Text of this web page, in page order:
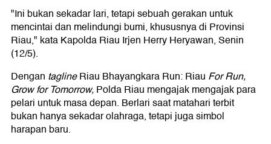
"Ini bukan sekadar lari, tetapi sebuah gerakan untuk
mencintai dan melindungi bumi, khususnya di Provinsi
Riau," kata Kapolda Riau Irjen Herry Heryawan, Senin
(12/5).
Dengan taglineRiau Bhayangkara Run: Riau For Run,
Grow for Tomorrow,Polda Riau mengajak mengajak para
pelari untuk masa depan. Berlari saat matahari terbit
bukan hanya sekadar olahraga, tetapi juga simbol
harapan baru.